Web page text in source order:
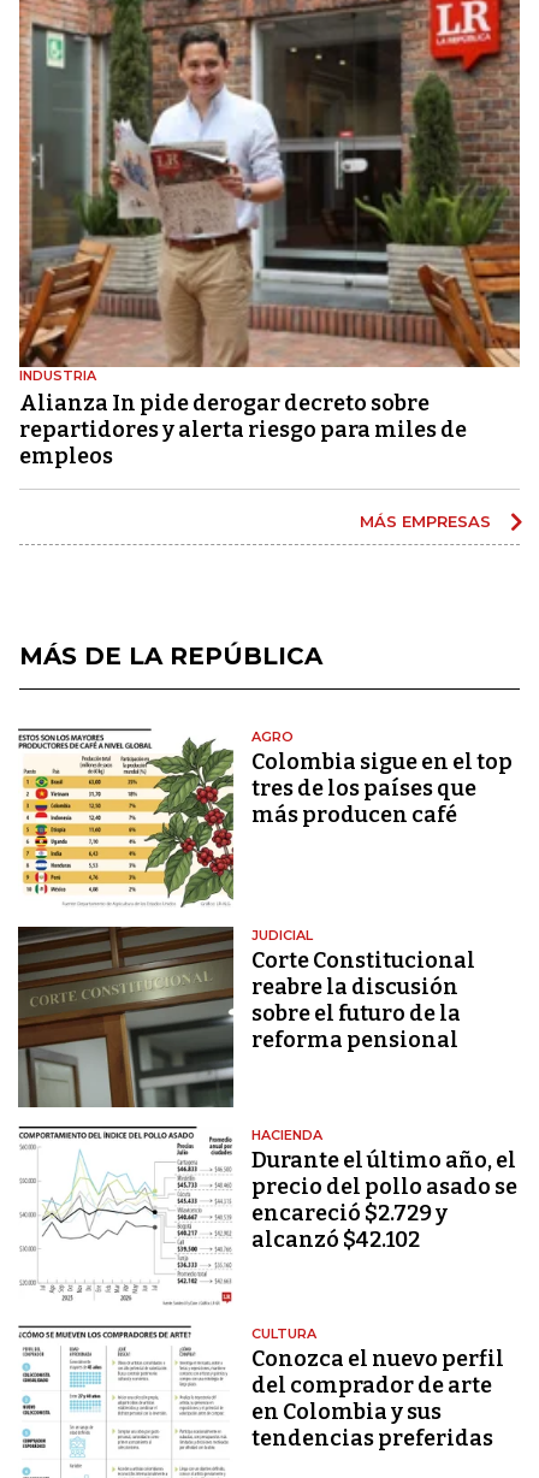
INDUSTRIA
Alianza In pide derogar decreto sobre
repartidores y alerta riesgo para miles de
empleos
MÁS EMPRESAS
MÁS DE LA REPÚBLICA
AGRO
Colombia sigue en el top
tres de los países que
más producen café
JUDICIAL
Corte Constitucional
reabre la discusión
sobre el futuro de la
reforma pensional
HACIENDA
Durante el último año, el
precio del pollo asado se
encareció $2.729 y
alcanzó $42.102
CULTURA
Conozca el nuevo perfil
del comprador de arte
en Colombia y sus
tendencias preferidas